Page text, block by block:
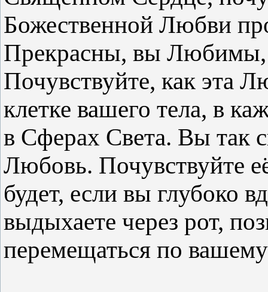
Божественной Любви
Прекрасны, вы
Почувствуйте, как эта
клетке вашего тела, в
в Сферах Света. Вы так
Любовь. Почувствуйте
будет, если вы глубоко
выдыхаете через рот,
перемещаться по